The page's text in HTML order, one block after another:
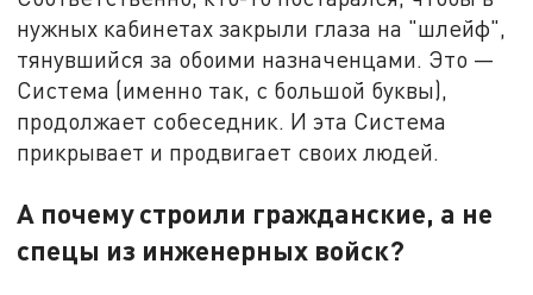
нужных кабинетах закрыли глаза на "шлейф",
тянувшийся за обоими назначенцами. Это —
Система (именно так, с большой буквы),
продолжает собеседник. И эта Система
прикрывает и продвигает своих людей.
А почему строили гражданские, а не
спецы из инженерных войск?